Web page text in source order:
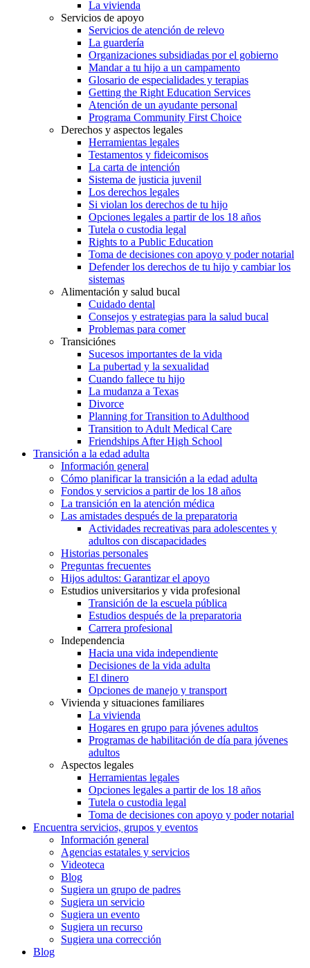
La vivienda
Servicios de apoyo
Servicios de atención de relevo
La guardería
Organizaciones subsidiadas por el gobierno
Mandar a tu hijo a un campamento
Glosario de especialidades y terapias
Getting the Right Education Services
Atención de un ayudante personal
Programa Community First Choice
Derechos y aspectos legales
Herramientas legales
Testamentos y fideicomisos
La carta de intención
Sistema de justicia juvenil
Los derechos legales
Si violan los derechos de tu hijo
Opciones legales a partir de los 18 años
Tutela o custodia legal
Rights to a Public Education
Toma de decisiones con apoyo y poder notarial
Defender los derechos de tu hijo y cambiar los
sistemas
Alimentación y salud bucal
Cuidado dental
Consejos y estrategias para la salud bucal
Problemas para comer
Transiciónes
Sucesos importantes de la vida
La pubertad y la sexualidad
Cuando fallece tu hijo
La mudanza a Texas
Divorce
Planning for Transition to Adulthood
Transition to Adult Medical Care
Friendships After High School
Transición a la edad adulta
Información general
Cómo planificar la transición a la edad adulta
Fondos y servicios a partir de los 18 años
La transición en la atención médica
Las amistades después de la preparatoria
Actividades recreativas para adolescentes y
adultos con discapacidades
Historias personales
Preguntas frecuentes
Hijos adultos: Garantizar el apoyo
Estudios universitarios y vida profesional
Transición de la escuela pública
Estudios después de la preparatoria
Carrera profesional
Independencia
Hacia una vida independiente
Decisiones de la vida adulta
El dinero
Opciones de manejo y transport
Vivienda y situaciones familiares
La vivienda
Hogares en grupo para jóvenes adultos
Programas de habilitación de día para jóvenes
adultos
Aspectos legales
Herramientas legales
Opciones legales a partir de los 18 años
Tutela o custodia legal
Toma de decisiones con apoyo y poder notarial
Encuentra servicios, grupos y eventos
Información general
Agencias estatales y servicios
Videoteca
Blog
Sugiera un grupo de padres
Sugiera un servicio
Sugiera un evento
Sugiera un recurso
Sugiera una corrección
Blog